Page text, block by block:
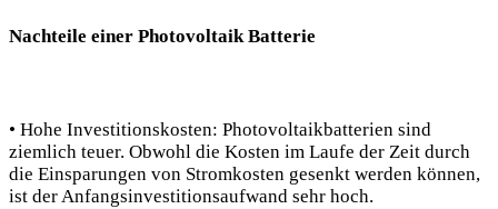
Nachteile einer Photovoltaik Batterie
• Hohe Investitionskosten: Photovoltaikbatterien sind
ziemlich teuer. Obwohl die Kosten im Laufe der Zeit durch
die Einsparungen von Stromkosten gesenkt werden können,
ist der Anfangsinvestitionsaufwand sehr hoch.